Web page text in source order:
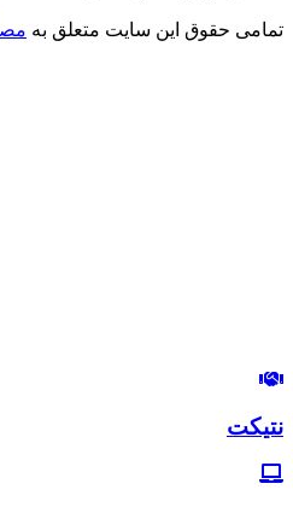
تمامی حقوق این سایت متعلق به
نتیکت